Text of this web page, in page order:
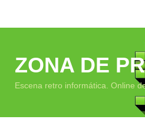
ZONA DE
Escena retro informática. Online